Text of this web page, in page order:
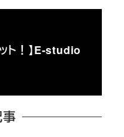
ト！】E-studio